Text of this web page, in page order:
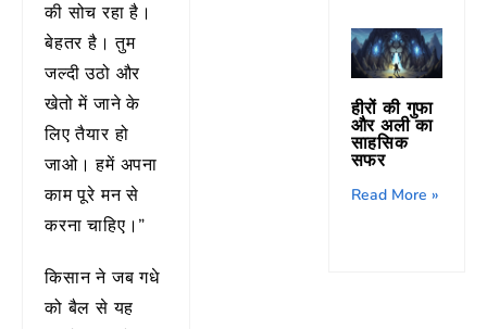
की सोच रहा है।
बेहतर है। तुम
जल्दी उठो और
खेतो में जाने के
लिए तैयार हो
जाओ। हमें अपना
काम पूरे मन से
करना चाहिए।”
किसान ने जब गधे
को बैल से यह
हीरों की गुफा
और अली का
साहसिक
सफर
Read More »